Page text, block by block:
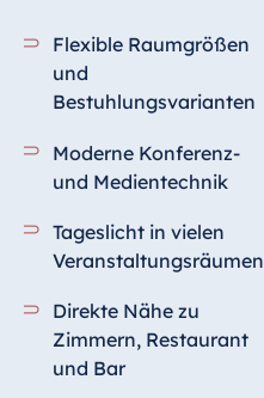
Hotel Paradise
Blue Albena
China
Hotel Taicang
Garden
Hotel &
Conference
Flexible Raumgrößen
und
Bestuhlungsvarianten
Moderne Konferenz-
und Medientechnik
Tageslicht in vielen
Veranstaltungsräumen
Direkte Nähe zu
Zimmern, Restaurant
und Bar